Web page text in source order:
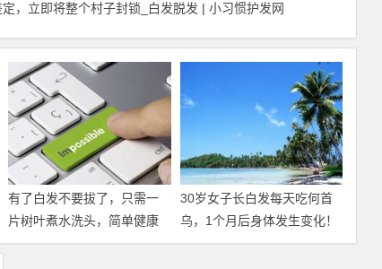
，立即将整个村子封锁_白发脱发 | 小习惯护发网
有了白发不要拔了，只需一
片树叶煮水洗头，简单健康
效果还好！_白发脱发
30岁女子长白发每天吃何首
乌，1个月后身体发生变化！
_白发脱发